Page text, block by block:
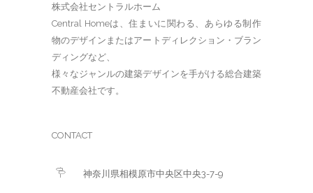
株式会社セントラルホーム
Central Homeは、住まいに関わる、あらゆる制作
物のデザインまたはアートディレクション・ブラン
ディングなど、
様々なジャンルの建築デザインを手がける総合建築
不動産会社です。
CONTACT
神奈川県相模原市中央区中央3-7-9